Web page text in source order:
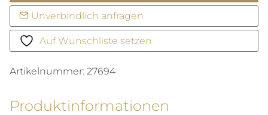
Classics
MengeUnverbindlich anfragen
Auf Wunschliste setzen
Artikelnummer: 27694
Produktinformationen